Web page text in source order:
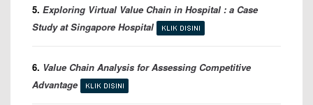
5. Exploring Virtual Value Chain in Hospital : a Case
Study at Singapore Hospital
6. Value Chain Analysis for Assessing Competitive
Advantage